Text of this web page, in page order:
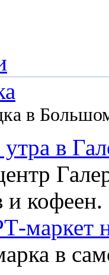
в
в
и кофеен.
маркет
в